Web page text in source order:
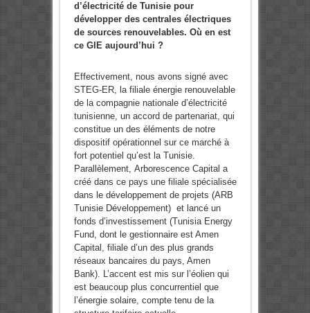
d’électricité de Tunisie pour
développer des centrales électriques
de sources renouvelables. Où en est
ce GIE aujourd’hui ?
Effectivement, nous avons signé avec
STEG-ER, la filiale énergie renouvelable
de la compagnie nationale d’électricité
tunisienne, un accord de partenariat, qui
constitue un des éléments de notre
dispositif opérationnel sur ce marché à
fort potentiel qu’est la Tunisie.
Parallèlement, Arborescence Capital a
créé dans ce pays une filiale spécialisée
dans le développement de projets (ARB
Tunisie Développement) et lancé un
fonds d’investissement (Tunisia Energy
Fund, dont le gestionnaire est Amen
Capital, filiale d’un des plus grands
réseaux bancaires du pays, Amen
Bank). L’accent est mis sur l’éolien qui
est beaucoup plus concurrentiel que
l’énergie solaire, compte tenu de la